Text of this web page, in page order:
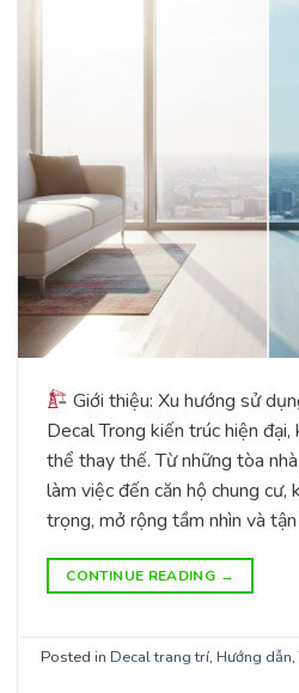
Giới thiệu: Xu hướng sử
Decal Trong kiến trúc hiện
thể thay thế. Từ những tòa
làm việc đến căn hộ chung cư,
trọng, mở rộng tầm nhìn và
CONTINUE READING →
Posted in Decal trang trí, Hướng dẫn,